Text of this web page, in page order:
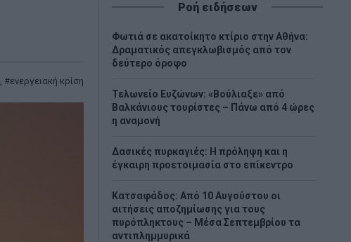
, ενεργειακή κρίση
Ροή ειδήσεων
Φωτιά σε ακατοίκητο κτίριο στην Αθήνα:
Δραματικός απεγκλωβισμός από τον
δεύτερο όροφο
Τελωνείο Ευζώνων: «Βούλιαξε» από
Βαλκάνιους τουρίστες – Πάνω από 4 ώρες
η αναμονή
Δασικές πυρκαγιές: Η πρόληψη και η
έγκαιρη προετοιμασία στο επίκεντρο
Κατσαφάδος: Από 10 Αυγούστου οι
αιτήσεις αποζημίωσης για τους
πυρόπληκτους – Μέσα Σεπτεμβρίου τα
αντιπλημμυρικά